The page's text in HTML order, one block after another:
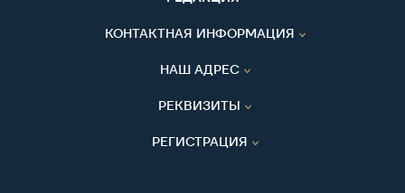
КОНТАКТНАЯ ИНФОРМАЦИЯ
НАШ АДРЕС
РЕКВИЗИТЫ
РЕГИСТРАЦИЯ